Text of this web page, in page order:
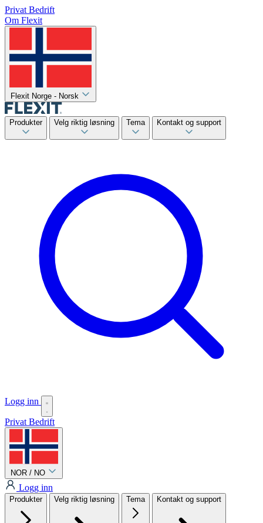
Privat Bedrift
Om Flexit
Flexit Norge - Norsk
Produkter Velg riktig løsning Tema Kontakt og support
Logg inn
Privat Bedrift
NOR / NO
Logg inn
Produkter Velg riktig løsning Tema Kontakt og support